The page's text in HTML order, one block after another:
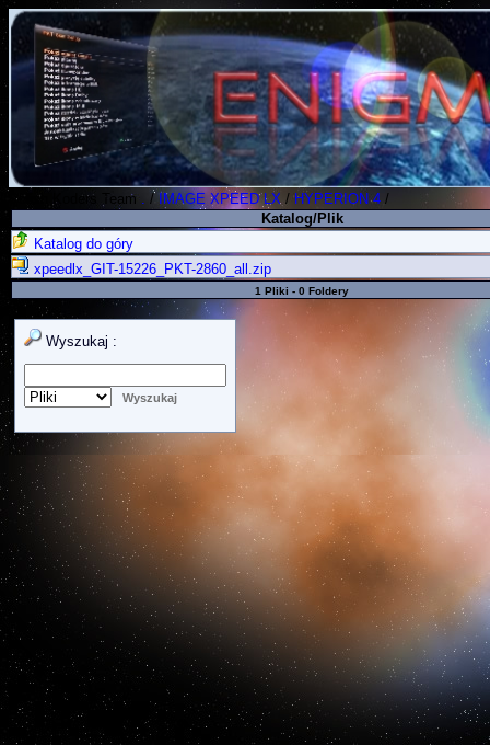
Polish Koders Team /IMAGE XPEED LX /HYPERION 4 /
Katalog/Plik
Katalog do góry
xpeedlx_GIT-15226_PKT-2860_all.zip
1 Pliki - 0 Foldery
Wyszukaj :